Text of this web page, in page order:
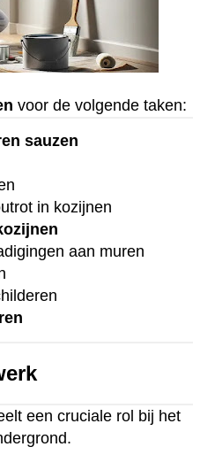
voor de volgende taken:
sauzen
in kozijnen
aan muren
een cruciale rol bij het